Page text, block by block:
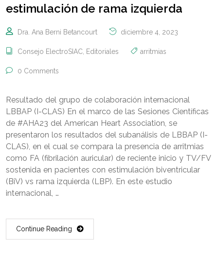
estimulación de rama izquierda
Dra. Ana Berni Betancourt diciembre 4, 2023
Consejo ElectroSIAC Editoriales arritmias
0 Comments
Resultado del grupo de colaboración internacional
LBBAP (I-CLAS) En el marco de las Sesiones Científicas
de #AHA23 del American Heart Association, se
presentaron los resultados del subanálisis de LBBAP (I-
CLAS), en el cual se compara la presencia de arritmias
como FA (fibrilación auricular) de reciente inicio y TV/FV
sostenida en pacientes con estimulación biventricular
(BiV) vs rama izquierda (LBP). En este estudio
internacional, …
Continue Reading